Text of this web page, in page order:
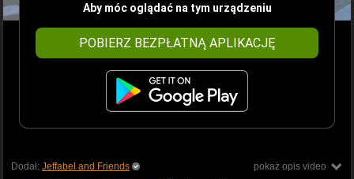
Aby móc oglądać na tym urządzeniu
POBIERZ BEZPŁATNĄ APLIKACJĘ
pokaż opis video
Dodał: Jeffabel and Friends